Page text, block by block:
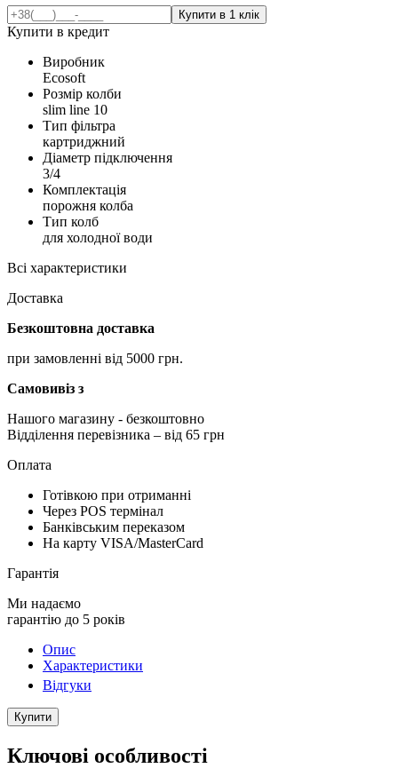
Купити в кредит
Виробник
Ecosoft
Розмір колби
slim line 10
Тип фільтра
картриджний
Діаметр підключення
3/4
Комплектація
порожня колба
Тип колб
для холодної води
Всі характеристики
Доставка
Безкоштовна доставка
при замовленні від 5000 грн.
Самовивіз з
Нашого магазину - безкоштовно
Відділення перевізника – від 65 грн
Оплата
Готівкою при отриманні
Через POS термінал
Банківським переказом
На карту VISA/MasterCard
Гарантія
Ми надаємо
гарантію до 5 років
Опис
Характеристики
Відгуки
Купити
Ключові особливості